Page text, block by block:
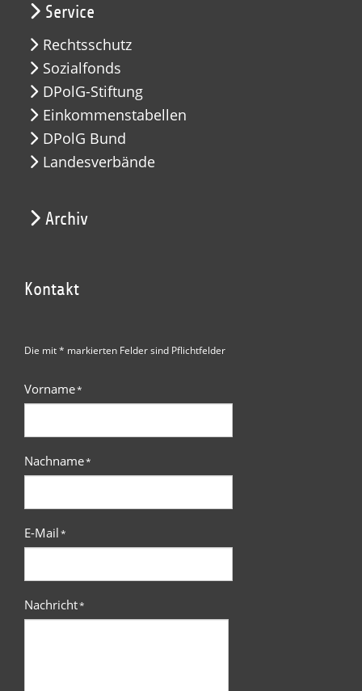
Service
Rechtsschutz
Sozialfonds
DPolG-Stiftung
Einkommenstabellen
DPolG Bund
Landesverbände
Archiv
Kontakt
Die mit * markierten Felder sind Pflichtfelder
Vorname*
Nachname*
E-Mail*
Nachricht*